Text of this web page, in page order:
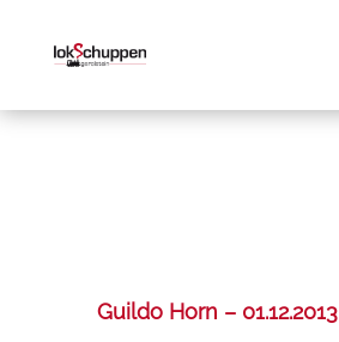
Guildo Horn – 01.12.2013